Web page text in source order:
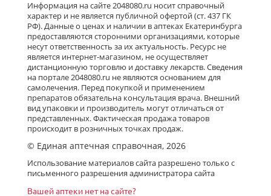
Информация на сайте 2048080.ru носит справочный
характер и не является публичной офертой (ст. 437 ГК
РФ). Данные о ценах и наличии в аптеках Екатеринбурга
предоставляются сторонними организациями, которые
несут ответственность за их актуальность. Ресурс не
является интернет-магазином, не осуществляет
дистанционную торговлю и доставку лекарств. Сведения
на портале 2048080.ru не являются основанием для
самолечения. Перед покупкой и применением
препаратов обязательна консультация врача. Внешний
вид упаковки и производитель могут отличаться от
представленных. Фактическая продажа товаров
происходит в розничных точках продаж.
© Единая аптечная справочная, 2026
Использование материалов сайта разрешено только с
письменного разрешения администратора сайта
Вашей аптеки нет на сайте?